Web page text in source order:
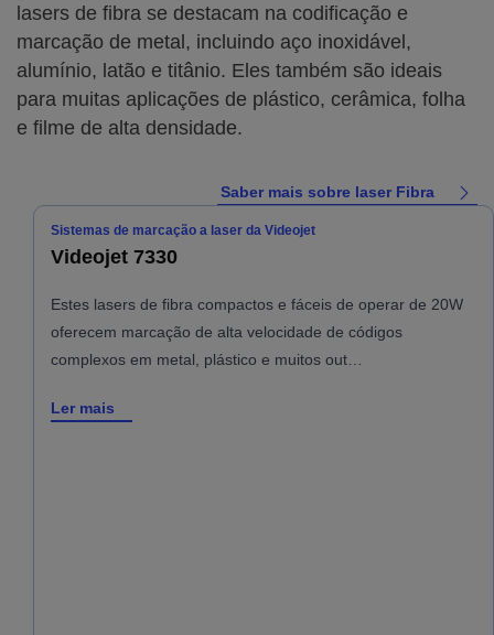
lasers de fibra se destacam na codificação e
marcação de metal, incluindo aço inoxidável,
alumínio, latão e titânio. Eles também são ideais
para muitas aplicações de plástico, cerâmica, folha
e filme de alta densidade.
Saber mais sobre laser Fibra
Sistemas de marcação a laser da Videojet
Videojet 7330
Estes lasers de fibra compactos e fáceis de operar de 20W
oferecem marcação de alta velocidade de códigos
complexos em metal, plástico e muitos out…
Ler mais